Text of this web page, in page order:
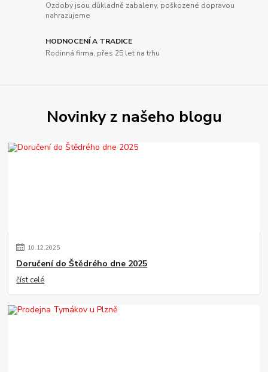
Ozdoby jsou důkladně zabaleny, poškozené dopravou
nahrazujeme
HODNOCENÍ A TRADICE
Rodinná firma, přes 25 let na trhu
Novinky z našeho blogu
10.12.2025
Doručení do Štědrého dne 2025
číst celé